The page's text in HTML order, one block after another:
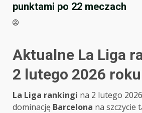
punktami po 22 meczach
Aktualne La Liga
2 lutego 2026 roku
La Liga rankingi na 2 lutego
dominację Barcelona na szczycie